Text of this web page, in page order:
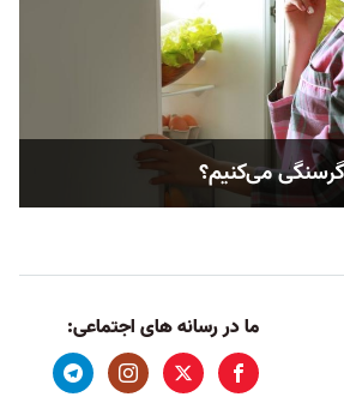
می‌کنیم؟
ما در رسانه های اجتماعی: